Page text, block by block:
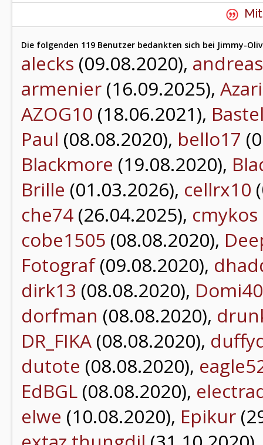
Die folgenden 119 Benutzer bedankten sich bei Jimmy-
alecks (09.08.2020),
armenier (16.09.2025),
AZOG10 (18.06.2021),
Paul (08.08.2020), bello17
Blackmore (19.08.2020),
Brille (01.03.2026), cellrx10
che74 (26.04.2025), cmykos
cobe1505 (08.08.2020),
Fotograf(09.08.2020),
dirk13 (08.08.2020),
dorfman (08.08.2020),
DR_FIKA (08.08.2020),
dutote (08.08.2020),
EdBGL (08.08.2020),
elwe (10.08.2020), Epikur